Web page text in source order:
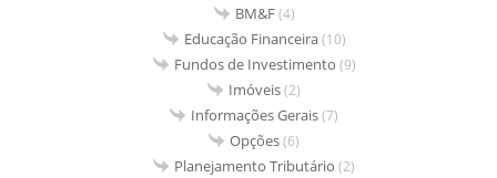
BM&F(4)
Educação Financeira(10)
Fundos de Investimento (9)
Imóveis(2)
Informações Gerais(7)
Opções(6)
Planejamento Tributário (2)